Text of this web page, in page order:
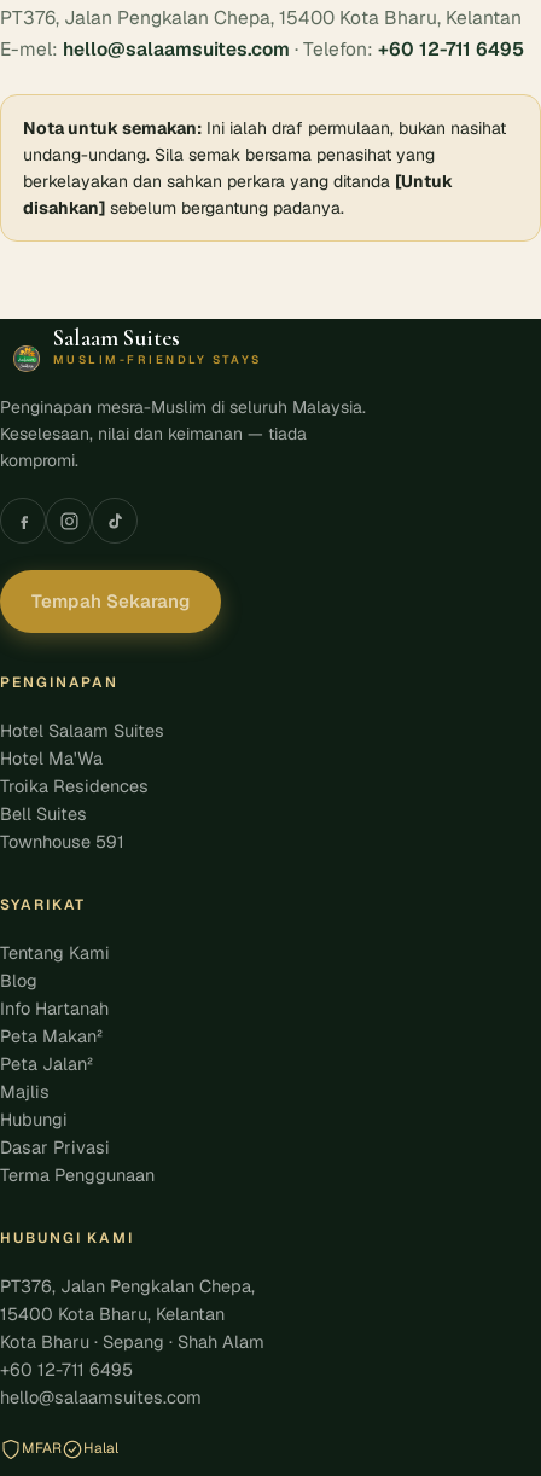
PT376, Jalan Pengkalan Chepa, 15400 Kota Bharu, Kelantan
E-mel: hello@salaamsuites.com · Telefon: +60 12-711 6495
Nota untuk semakan: Ini ialah draf permulaan, bukan nasihat
undang-undang. Sila semak bersama penasihat yang
berkelayakan dan sahkan perkara yang ditanda [Untuk
disahkan] sebelum bergantung padanya.
Salaam Suites
MUSLIM-FRIENDLY STAYS
Penginapan mesra-Muslim di seluruh Malaysia.
Keselesaan, nilai dan keimanan — tiada
kompromi.
Tempah Sekarang
PENGINAPAN
Hotel Salaam Suites
Hotel Ma'Wa
Troika Residences
Bell Suites
Townhouse 591
SYARIKAT
Tentang Kami
Blog
Info Hartanah
Peta Makan²
Peta Jalan²
Majlis
Hubungi
Dasar Privasi
Terma Penggunaan
HUBUNGI KAMI
PT376, Jalan Pengkalan Chepa,
15400 Kota Bharu, Kelantan
Kota Bharu · Sepang · Shah Alam
+60 12-711 6495
hello@salaamsuites.com
MFAR Halal